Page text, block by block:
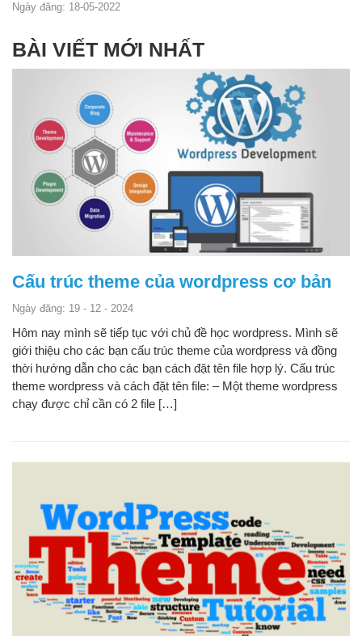
Ngày đăng: 18-05-2022
BÀI VIẾT MỚI NHẤT
Cấu trúc theme của wordpress cơ bản
Ngày đăng: 19 - 12 - 2024
Hôm nay mình sẽ tiếp tục với chủ đề học wordpress. Mình sẽ
giới thiệu cho các bạn cấu trúc theme của wordpress và đồng
thời hướng dẫn cho các bạn cách đặt tên file hợp lý. Cấu trúc
theme wordpress và cách đặt tên file: – Một theme wordpress
chạy được chỉ cần có 2 file […]